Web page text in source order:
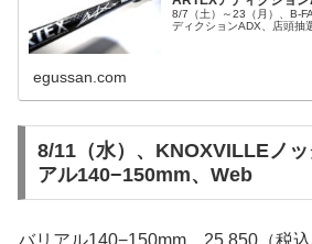
8/7（土）～23（月）、B-
ディクションADX、店頭抽
egussan.com
8/11（水）、KNOXVILLEノッ
アル140−150mm、Web
バリアル140−150mm、25,850（税込